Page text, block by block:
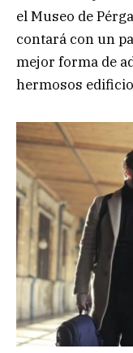
el Museo de
contará con un
mejor forma de
hermosos